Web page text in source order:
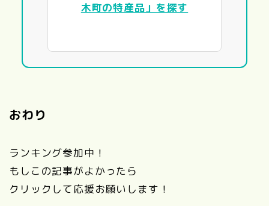
木町の特産品」を探す
おわり
ランキング参加中！
もしこの記事がよかったら
クリックして応援お願いします！